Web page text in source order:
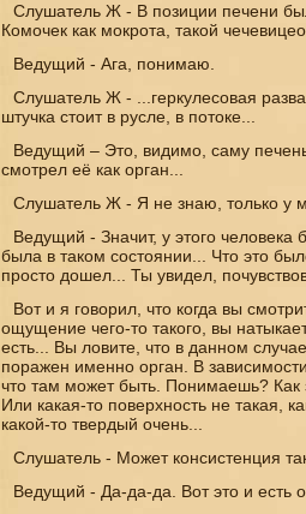
Слушатель Ж - В позиции печени
Комочек как мокрота, такой
Ведущий - Ага, понимаю.
Слушатель Ж - ...геркулесовая
штучка стоит в русле, в потоке...
Ведущий – Это, видимо, саму
смотрел её как орган...
Слушатель Ж - Я не знаю, только у
Ведущий - Значит, у этого
была в таком состоянии... Что это
просто дошел... Ты увидел,
Вот и я говорил, что когда вы
ощущение чего-то такого, вы
есть... Вы ловите, что в данном
поражен именно орган. В
что там может быть. Понимаешь? Как
Или какая-то поверхность не такая,
какой-то твердый очень...
Слушатель - Может консистенция
Ведущий - Да-да-да. Вот это и есть